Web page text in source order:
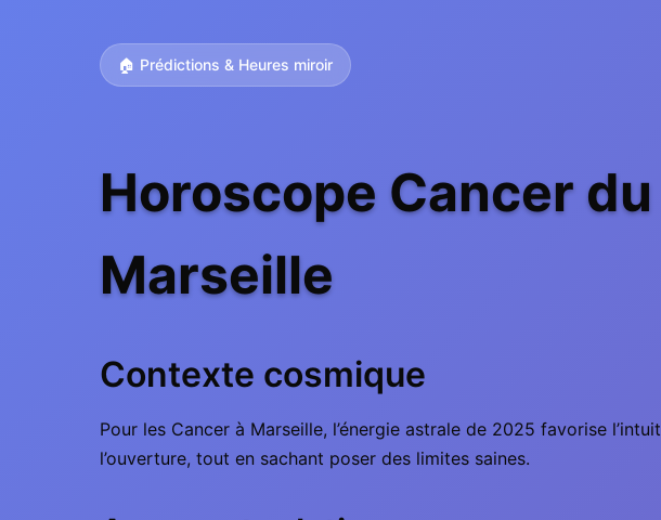
🏠 Prédictions & Heures miroir
Horoscope Cancer
Marseille
Contexte cosmique
Pour les Cancer à Marseille, l’énergie astrale de 2025 favorise
l’ouverture, tout en sachant poser des limites saines.